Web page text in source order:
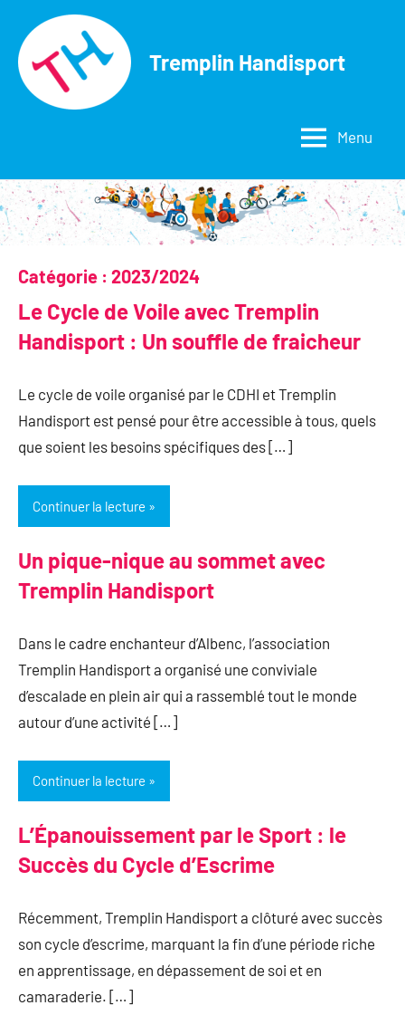
contenu
Tremplin Handisport
Menu
Catégorie : 2023/2024
Le Cycle de Voile avec Tremplin
Handisport : Un souffle de fraicheur
Le cycle de voile organisé par le CDHI et Tremplin
Handisport est pensé pour être accessible à tous, quels
que soient les besoins spécifiques des […]
Continuer la lecture
Un pique-nique au sommet avec
Tremplin Handisport
Dans le cadre enchanteur d’Albenc, l’association
Tremplin Handisport a organisé une conviviale
d’escalade en plein air qui a rassemblé tout le monde
autour d’une activité […]
Continuer la lecture
L’Épanouissement par le Sport : le
Succès du Cycle d’Escrime
Récemment, Tremplin Handisport a clôturé avec succès
son cycle d’escrime, marquant la fin d’une période riche
en apprentissage, en dépassement de soi et en
camaraderie. […]